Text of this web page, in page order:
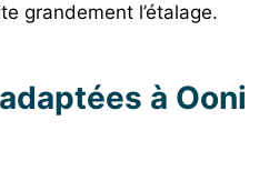
grandement l’étalage.
à Ooni